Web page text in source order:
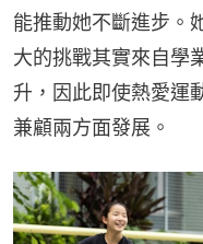
能推動她不斷進步。
大的挑戰其實來自學
升，因此即使熱愛運
兼顧兩方面發展。